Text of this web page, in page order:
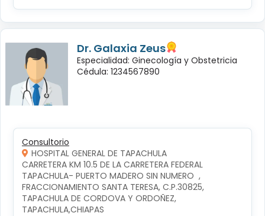
Dr. Galaxia Zeus
Especialidad: Ginecología y Obstetricia
Cédula: 1234567890
Consultorio
HOSPITAL GENERAL DE TAPACHULA
CARRETERA KM 10.5 DE LA CARRETERA FEDERAL
TAPACHULA- PUERTO MADERO SIN NUMERO  ,
FRACCIONAMIENTO SANTA TERESA, C.P.30825,
TAPACHULA DE CORDOVA Y ORDOÑEZ,
TAPACHULA,CHIAPAS